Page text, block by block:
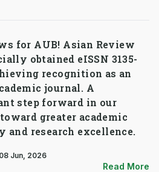
for AUB! Asian Review
obtained eISSN 3135-
recognition as an
journal. A
step forward in our
greater academic
research excellence.
Jun, 2026
Read More